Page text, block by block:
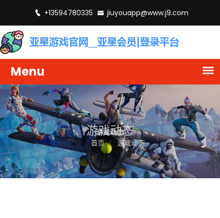
+13594780335 jiuyouapp@www.j9.com
游戏动态
首页 游戏动态